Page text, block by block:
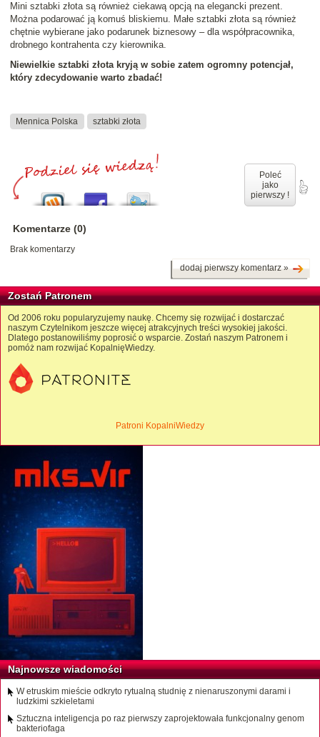
Mini sztabki złota są również ciekawą opcją na elegancki prezent.
Można podarować ją komuś bliskiemu. Małe sztabki złota są również
chętnie wybierane jako podarunek biznesowy – dla współpracownika,
drobnego kontrahenta czy kierownika.
Niewielkie sztabki złota kryją w sobie zatem ogromny potencjał,
który zdecydowanie warto zbadać!
Mennica Polska sztabki złota
Poleć
jako
pierwszy !
Komentarze (0)
Brak komentarzy
dodaj pierwszy komentarz »
Zostań Patronem
Od 2006 roku popularyzujemy naukę. Chcemy się rozwijać i dostarczać
naszym Czytelnikom jeszcze więcej atrakcyjnych treści wysokiej jakości.
Dlatego postanowiliśmy poprosić o wsparcie. Zostań naszym Patronem i
pomóż nam rozwijać KopalnięWiedzy.
Patroni KopalniWiedzy
Najnowsze wiadomości
W etruskim mieście odkryto rytualną studnię z nienaruszonymi darami i
ludzkimi szkieletami
Sztuczna inteligencja po raz pierwszy zaprojektowała funkcjonalny genom
bakteriofaga